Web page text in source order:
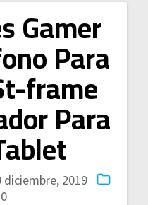
Gamer
Para
frame
Para
diciembre, 2019
0